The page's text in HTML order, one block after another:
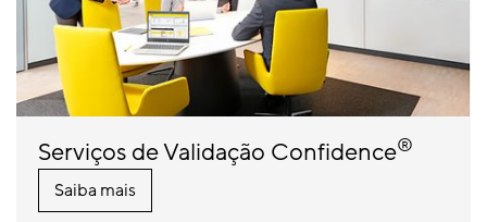
Serviços de Validação Confidence®
Saiba mais